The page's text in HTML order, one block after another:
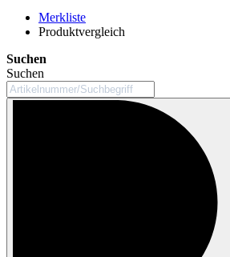
Merkliste
Produktvergleich
Suchen
Suchen